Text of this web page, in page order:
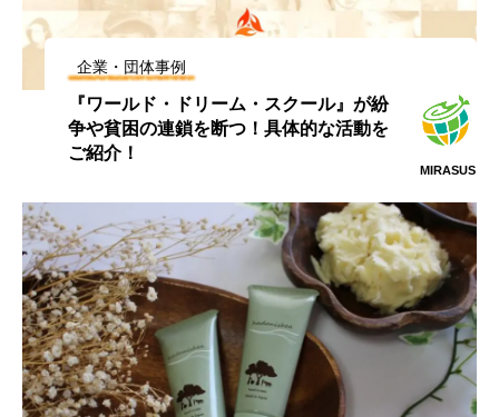
企業・団体事例
『ワールド・ドリーム・スクール』が紛
争や貧困の連鎖を断つ！具体的な活動を
ご紹介！
MIRASUS